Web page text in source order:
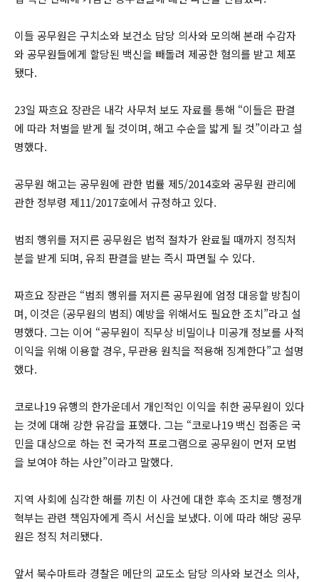
이들 공무원은 구치소와 보건소 담당 의사와 모의해 본래 수감자
와 공무원들에게 할당된 백신을 빼돌려 제공한 혐의를 받고 체포
됐다.
23일 짜흐요 장관은 내각 사무처 보도 자료를 통해 “이들은 판결
에 따라 처벌을 받게 될 것이며, 해고 수순을 밟게 될 것”이라고 설
명했다.
공무원 해고는 공무원에 관한 법률 제5/2014호와 공무원 관리에
관한 정부령 제11/2017호에서 규정하고 있다.
범죄 행위를 저지른 공무원은 법적 절차가 완료될 때까지 정직처
분을 받게 되며, 유죄 판결을 받는 즉시 파면될 수 있다.
짜흐요 장관은 “범죄 행위를 저지른 공무원에 엄정 대응할 방침이
며, 이것은 (공무원의 범죄) 예방을 위해서도 필요한 조치”라고 설
명했다. 그는 이어 “공무원이 직무상 비밀이나 미공개 정보를 사적
이익을 위해 이용할 경우, 무관용 원칙을 적용해 징계한다”고 설명
했다.
코로나19 유행의 한가운데서 개인적인 이익을 취한 공무원이 있다
는 것에 대해 강한 유감을 표했다. 그는 “코로나19 백신 접종은 국
민을 대상으로 하는 전 국가적 프로그램으로 공무원이 먼저 모범
을 보여야 하는 사안”이라고 말했다.
지역 사회에 심각한 해를 끼친 이 사건에 대한 후속 조치로 행정개
혁부는 관련 책임자에게 즉시 서신을 보냈다. 이에 따라 해당 공무
원은 정직 처리됐다.
앞서 북수마트라 경찰은 메단의 교도소 담당 의사와 보건소 의사,